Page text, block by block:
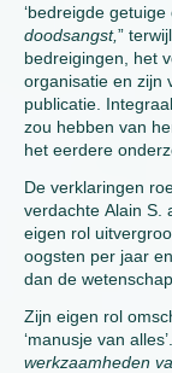
‘bedreigde
doodsangst,”
bedreigingen, het
organisatie en zijn
publicatie.
zou hebben van
het eerdere
De verklaringen
verdachte Alain S.
eigen rol
oogsten per jaar
dan de
Zijn eigen rol
‘manusje van
werkzaamheden